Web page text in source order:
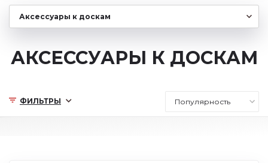
ФИЛЬТРЫ
АКСЕССУАРЫ К ДОСКАМ